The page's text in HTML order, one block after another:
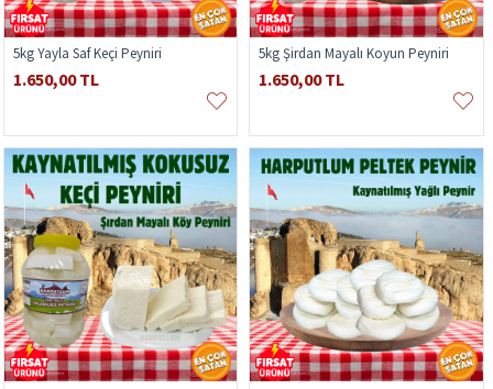
5kg Yayla Saf Keçi Peyniri
1.650,00 TL
5kg Şirdan Mayalı Koyun Peyniri
1.650,00 TL